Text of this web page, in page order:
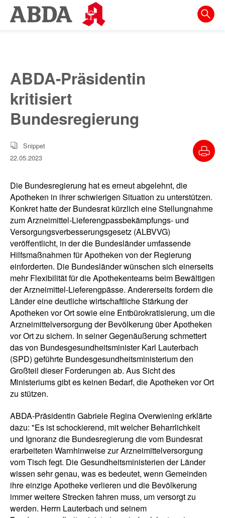
Springe
direkt
zur
Meta-
Navigation
Inhalt
zur
ABDA-Präsidentin
kritisiert
Bundesregierung
Snippet
22.05.2023
Die Bundesregierung hat es erneut abgelehnt, die
Apotheken in ihrer schwierigen Situation zu unterstützen.
Konkret hatte der Bundesrat kürzlich eine Stellungnahme
zum Arzneimittel-Lieferengpassbekämpfungs- und
Versorgungsverbesserungsgesetz (ALBVVG)
veröffentlicht, in der die Bundesländer umfassende
Hilfsmaßnahmen für Apotheken von der Regierung
einforderten. Die Bundesländer wünschen sich einerseits
mehr Flexibilität für die Apothekenteams beim Bewältigen
der Arzneimittel-Lieferengpässe. Andererseits fordern die
Länder eine deutliche wirtschaftliche Stärkung der
Apotheken vor Ort sowie eine Entbürokratisierung, um die
Arzneimittelversorgung der Bevölkerung über Apotheken
vor Ort zu sichern. In seiner Gegenäußerung schmettert
das von Bundesgesundheitsminister Karl Lauterbach
(SPD) geführte Bundesgesundheitsministerium den
Großteil dieser Forderungen ab. Aus Sicht des
Ministeriums gibt es keinen Bedarf, die Apotheken vor Ort
zu stützen.
ABDA-Präsidentin Gabriele Regina Overwiening erklärte
dazu: "Es ist schockierend, mit welcher Beharrlichkeit
und Ignoranz die Bundesregierung die vom Bundesrat
erarbeiteten Warnhinweise zur Arzneimittelversorgung
vom Tisch fegt. Die Gesundheitsministerien der Länder
wissen sehr genau, was es bedeutet, wenn Gemeinden
ihre einzige Apotheke verlieren und die Bevölkerung
immer weitere Strecken fahren muss, um versorgt zu
werden. Herrn Lauterbach und seinem